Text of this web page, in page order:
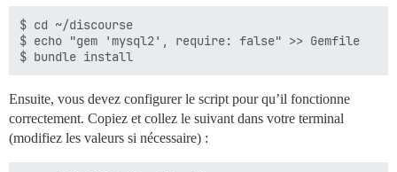
$ cd ~/discourse
$ echo "gem 'mysql2', require: false" >> Gemfile
Ensuite, vous devez configurer le script pour qu’il fonctionne
correctement. Copiez et collez le suivant dans votre terminal
(modifiez les valeurs si nécessaire) :